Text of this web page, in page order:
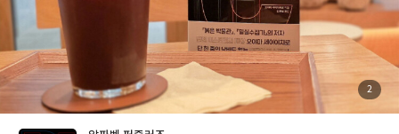
모른다더니... 번역가 아키요정신과 의사 리에경찰 신지건물주 미네
하라네 사람의 합이 잘 맞아 즐거웠다. 마지막 한 방에서 온몸에 소
름이 오소소 돋음.이런 결말은 예상도 못했네!그러니 데뷔작으로 사
람들을 홀렸지! 날도 더워도 책도 눈에 안 들어오지만, 그래도 책은
놓을 수 없으니짧은 이야기에 홀려보실래요? 도서협찬 #알파벳퍼
첨
부
사
2